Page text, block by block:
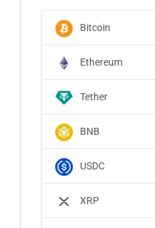
Bitcoin
Ethereum
Tether
BNB
USDC
XRP